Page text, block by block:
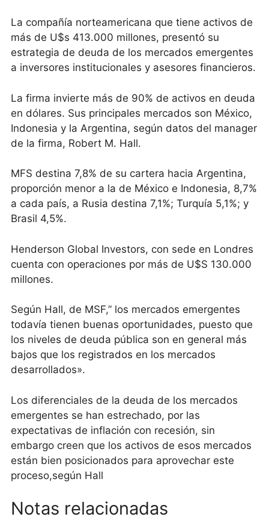
La compañía norteamericana que tiene activos de
más de U$s 413.000 millones, presentó su
estrategia de deuda de los mercados emergentes
a inversores institucionales y asesores financieros.
La firma invierte más de 90% de activos en deuda
en dólares. Sus principales mercados son México,
Indonesia y la Argentina, según datos del manager
de la firma, Robert M. Hall.
MFS destina 7,8% de su cartera hacia Argentina,
proporción menor a la de México e Indonesia, 8,7%
a cada país, a Rusia destina 7,1%; Turquía 5,1%; y
Brasil 4,5%.
Henderson Global Investors, con sede en Londres
cuenta con operaciones por más de U$S 130.000
millones.
Según Hall, de MSF,” los mercados emergentes
todavía tienen buenas oportunidades, puesto que
los niveles de deuda pública son en general más
bajos que los registrados en los mercados
desarrollados».
Los diferenciales de la deuda de los mercados
emergentes se han estrechado, por las
expectativas de inflación con recesión, sin
embargo creen que los activos de esos mercados
están bien posicionados para aprovechar este
proceso,según Hall
Notas relacionadas